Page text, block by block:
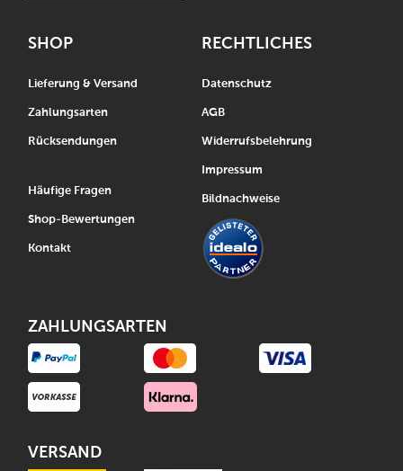
SHOP
Lieferung & Versand
Zahlungsarten
Rücksendungen
Häufige Fragen
Shop-Bewertungen
Kontakt
RECHTLICHES
Datenschutz
AGB
Widerrufsbelehrung
Impressum
Bildnachweise
ZAHLUNGSARTEN
VERSAND